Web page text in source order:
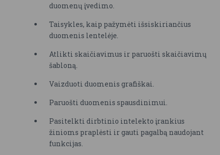
duomenų įvedimo.
Taisykles, kaip pažymėti išsiskiriančius
duomenis lentelėje.
Atlikti skaičiavimus ir paruošti skaičiavimų
šabloną.
Vaizduoti duomenis grafiškai.
Paruošti duomenis spausdinimui.
Pasitelkti dirbtinio intelekto įrankius
žinioms praplėsti ir gauti pagalbą naudojant
funkcijas.